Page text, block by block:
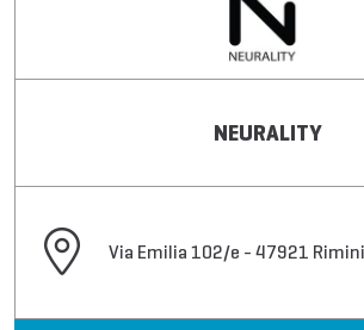
NEURALITY
Via Emilia 102/e - 47921